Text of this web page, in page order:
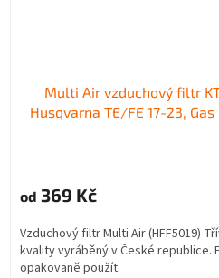
Multi Air vzduchový filtr
Husqvarna TE/FE 17-23,
od 369 Kč
Vzduchový filtr Multi Air (HFF5019)
kvality vyráběný v České republice.
opakovaně použít.